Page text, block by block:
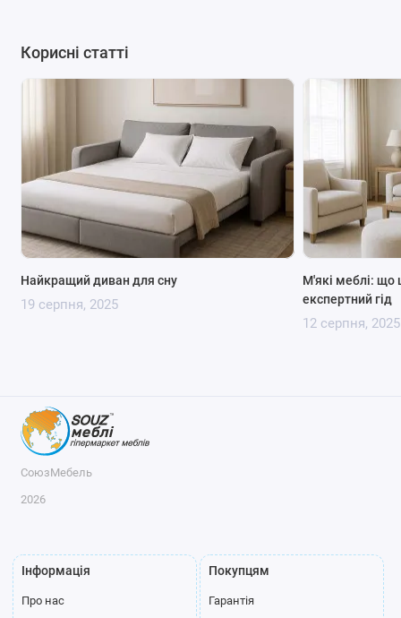
Корисні статті
Найкращий диван для сну
19 серпня, 2025
М'які меблі: що
експертний гід
12 серпня, 2025
СоюзМебель
2026
Інформація
Про нас
Покупцям
Гарантія